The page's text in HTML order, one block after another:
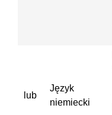
lub
Język
niemiecki